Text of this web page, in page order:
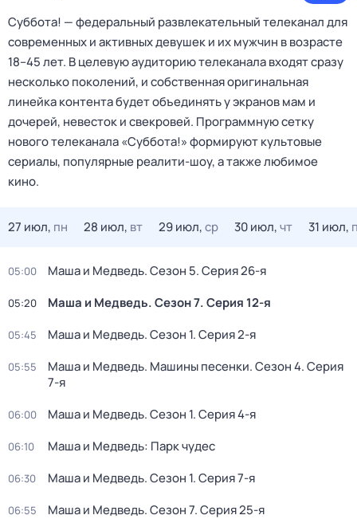
Cуббота! — федеральный развлекательный телеканал для
современных и активных девушек и их мужчин в возрасте
18–45 лет. В целевую аудиторию телеканала входят сразу
несколько поколений, и собственная оригинальная
линейка контента будет объединять у экранов мам и
дочерей, невесток и свекровей. Программную сетку
нового телеканала «Суббота!» формируют культовые
сериалы, популярные реалити-шоу, а также любимое
кино.
27 июл, пн 28 июл, вт 29 июл,ср 30 июл,чт 31 июл,
05:00 Маша и Медведь. Сезон 5. Серия 26-я
05:20 Маша и Медведь. Сезон 7. Серия 12-я
05:45 Маша и Медведь. Сезон 1. Серия 2-я
05:55 Маша и Медведь. Машины песенки. Сезон 4. Серия
7-я
06:00 Маша и Медведь. Сезон 1. Серия 4-я
06:10 Маша и Медведь: Парк чудес
06:30 Маша и Медведь. Сезон 1. Серия 7-я
06:55 Маша и Медведь. Сезон 7. Серия 25-я